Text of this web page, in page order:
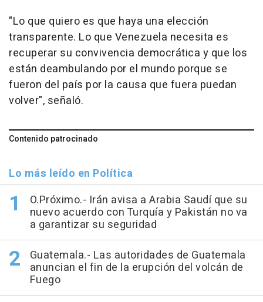
"Lo que quiero es que haya una elección
transparente. Lo que Venezuela necesita es
recuperar su convivencia democrática y que los
están deambulando por el mundo porque se
fueron del país por la causa que fuera puedan
volver", señaló.
Contenido patrocinado
Lo más leído en Política
O.Próximo.- Irán avisa a Arabia Saudí que su
nuevo acuerdo con Turquía y Pakistán no va
a garantizar su seguridad
Guatemala.- Las autoridades de Guatemala
anuncian el fin de la erupción del volcán de
Fuego